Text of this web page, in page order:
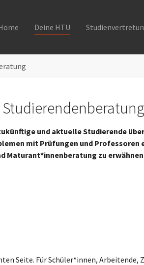
Deine HTU
und aktuelle Studierende
mit Prüfungen und Professoren
Maturant*innenberatung zu
Seite. Für Schüler*innen, Arbeitende,